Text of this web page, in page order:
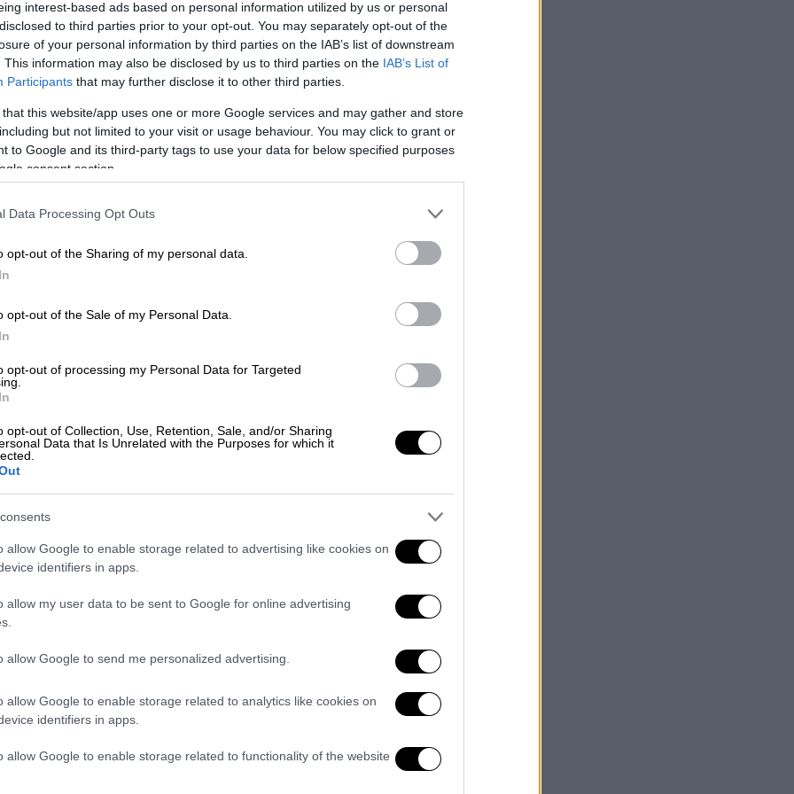
interest-based ads based on personal information utilized by us or personal
to third parties prior to your opt-out. You may separately opt-out of the
of your personal information by third parties on the IAB’s list of downstream
This information may also be disclosed by us to third parties on the IAB’s List of
Participants that may further disclose it to other third parties.
that this website/app uses one or more Google services and may gather and store
but not limited to your visit or usage behaviour. You may click to grant or
to Google and its third-party tags to use your data for below specified purposes
consent section.
Data Processing Opt Outs
opt-out of the Sharing of my personal data.
opt-out of the Sale of my Personal Data.
opt-out of processing my Personal Data for Targeted
opt-out of Collection, Use, Retention, Sale, and/or Sharing
Data that Is Unrelated with the Purposes for which it
allow Google to enable storage related to advertising like cookies on
identifiers in apps.
allow my user data to be sent to Google for online advertising
allow Google to send me personalized advertising.
allow Google to enable storage related to analytics like cookies on
identifiers in apps.
allow Google to enable storage related to functionality of the website
59χρονο που στραγγάλισε τη μαμά του,
άνδρας, που το 1993 είχε
ο διάβολος να το κάνει.
στον Εισαγγελέα εκτός από την
για βία κατά υπάλληλων. Κι αυτό γιατί
μετά τις καταγγελίες που
όχι μόνο απωθώντας τους άνδρες
της Παρασκευής ο 59χρονος μητροκτόνος
Ανακριτή και Εισαγγελέα και αυτή
για δύο πράξεις κακουργηματικού
για ανθρωποκτονία εκ
για άσκηση βίας κατά υπαλλήλων.
τρίωρης απολογίας του στην αρμόδια
κατηγορίες, ενώ έδωσε
της 83χρονης μητέρας του.
πριν 8 χρόνια